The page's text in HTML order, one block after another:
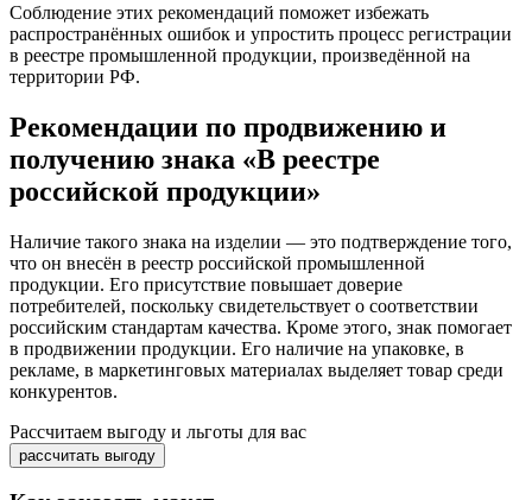
Соблюдение этих рекомендаций поможет избежать
распространённых ошибок и упростить процесс регистрации
в реестре промышленной продукции, произведённой на
территории РФ.
Рекомендации по продвижению и
получению знака «В реестре
российской продукции»
Наличие такого знака на изделии — это подтверждение того,
что он внесён в реестр российской промышленной
продукции. Его присутствие повышает доверие
потребителей, поскольку свидетельствует о соответствии
российским стандартам качества. Кроме этого, знак помогает
в продвижении продукции. Его наличие на упаковке, в
рекламе, в маркетинговых материалах выделяет товар среди
конкурентов.
Рассчитаем выгоду и льготы для вас
рассчитать выгоду